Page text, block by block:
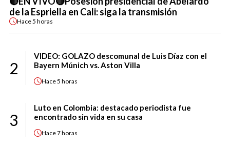
de la Espriella en Cali: siga la transmisión
Hace5 horas
2
VIDEO: GOLAZO descomunal de Luis Díaz con el
Bayern Múnich vs. Aston Villa
Hace5 horas
3
Luto en Colombia: destacado periodista fue
encontrado sin vida en su casa
Hace7 horas